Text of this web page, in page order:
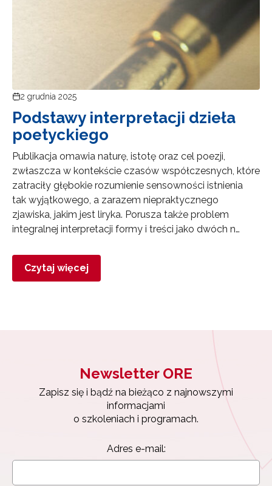
2 grudnia 2025
Podstawy interpretacji dzieła
poetyckiego
Publikacja omawia naturę, istotę oraz cel poezji,
zwłaszcza w kontekście czasów współczesnych, które
zatraciły głębokie rozumienie sensowności istnienia
tak wyjątkowego, a zarazem niepraktycznego
zjawiska, jakim jest liryka. Porusza także problem
integralnej interpretacji formy i treści jako dwóch n…
Czytaj więcej
Newsletter ORE
Zapisz się i bądź na bieżąco z najnowszymi
informacjami
o szkoleniach i programach.
Adres e-mail: